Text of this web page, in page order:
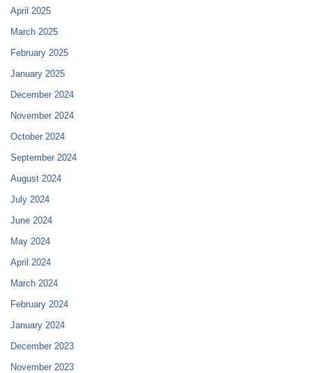
April 2025
March 2025
February 2025
January 2025
December 2024
November 2024
October 2024
September 2024
August 2024
July 2024
June 2024
May 2024
April 2024
March 2024
February 2024
January 2024
December 2023
November 2023